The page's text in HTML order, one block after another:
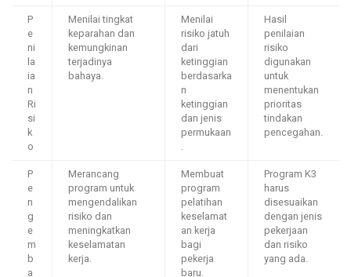
P
e
ni
la
ia
n
Ri
si
k
o
Menilai tingkat
keparahan dan
kemungkinan
terjadinya
bahaya.
Menilai
risiko jatuh
dari
ketinggian
berdasarka
n
ketinggian
dan jenis
permukaan
.
Hasil
penilaian
risiko
digunakan
untuk
menentukan
prioritas
tindakan
pencegahan.
P
e
n
g
e
m
b
a
Merancang
program untuk
mengendalikan
risiko dan
meningkatkan
keselamatan
kerja.
Membuat
program
pelatihan
keselamat
an kerja
bagi
pekerja
baru.
Program K3
harus
disesuaikan
dengan jenis
pekerjaan
dan risiko
yang ada.